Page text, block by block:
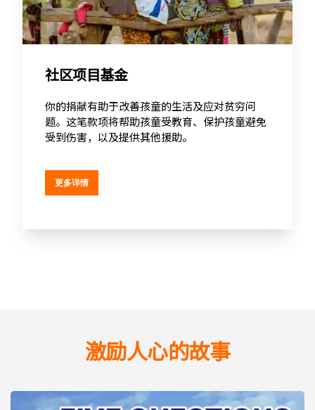
社区项目基金
你的捐献有助于改善孩童的生活及应对贫穷问
题。这笔款项将帮助孩童受教育、保护孩童避免
受到伤害，以及提供其他援助。
更多详情
激励人心的故事